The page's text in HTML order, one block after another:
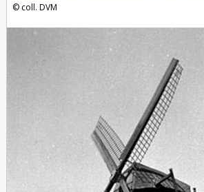
coll. DVM